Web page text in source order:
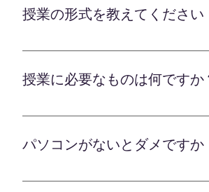
を整えております。 お子様の
リート講師のみが合格していま
キルを身につけさせます。 さら
います。 授業の進度、説明の
を行います。 このように、採
して当社にお任せいただけます
授業の形式を教えてください
オンライン学習塾のLafは、一
ザーが最適な教材と指導計画を
導を重ねることで、 確実な学力
ポートいたします。
授業に必要なものは何ですか
オンライン学習塾Lafでは、授
「Zoom」を使って授業を行い
く、自宅でリラックスした環境
パソコンがないとダメですか
パソコンがなくてもまったく問